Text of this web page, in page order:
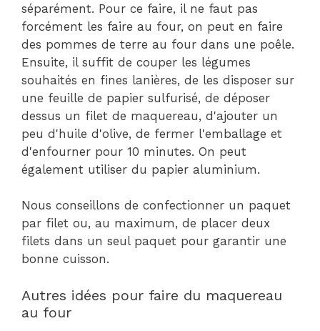
séparément. Pour ce faire, il ne faut pas
forcément les faire au four, on peut en faire
des pommes de terre au four dans une poêle.
Ensuite, il suffit de couper les légumes
souhaités en fines lanières, de les disposer sur
une feuille de papier sulfurisé, de déposer
dessus un filet de maquereau, d'ajouter un
peu d'huile d'olive, de fermer l'emballage et
d'enfourner pour 10 minutes. On peut
également utiliser du papier aluminium.
Nous conseillons de confectionner un paquet
par filet ou, au maximum, de placer deux
filets dans un seul paquet pour garantir une
bonne cuisson.
Autres idées pour faire du maquereau
au four